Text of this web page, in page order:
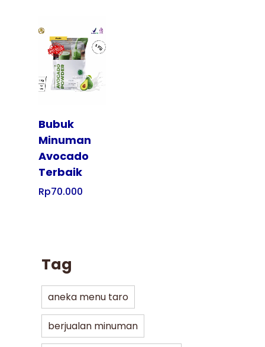
Tampilkan
Bubuk
Minuman
Avocado
Terbaik
Rp70.000
Tag
aneka menu taro
berjualan minuman